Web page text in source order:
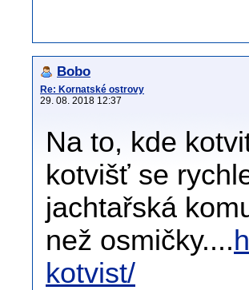
Bobo
Re: Kornatské ostrovy
29. 08. 2018 12:37
Na to, kde
kotvišť se
jachtařská
než osmičky....
kotvist/